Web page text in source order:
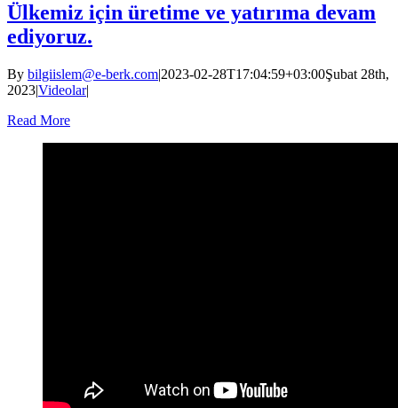
Ülkemiz için üretime ve yatırıma devam
ediyoruz.
By bilgiislem@e-berk.com|2023-02-28T17:04:59+03:00Şubat 28th,
2023|Videolar|
Read More